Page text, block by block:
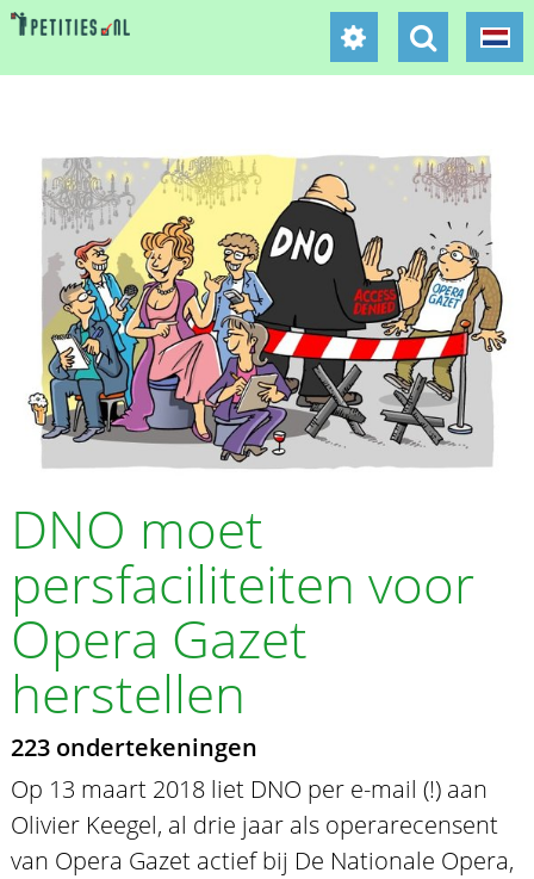
DNO moet
persfaciliteiten voor
Opera Gazet
herstellen
223 ondertekeningen
Op 13 maart 2018 liet DNO per e-mail (!) aan
Olivier Keegel, al drie jaar als operarecensent
van Opera Gazet actief bij De Nationale Opera,